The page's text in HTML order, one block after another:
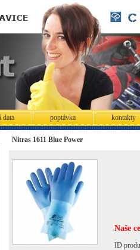
data poptávka kontakty
Nitras 1611 Blue Power
Naše
ID